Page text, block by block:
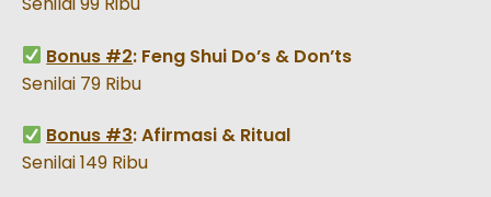
Bonus #2: Feng Shui Do’s & Don’ts
Senilai 79 Ribu
Bonus #3: Afirmasi & Ritual
Senilai 149 Ribu